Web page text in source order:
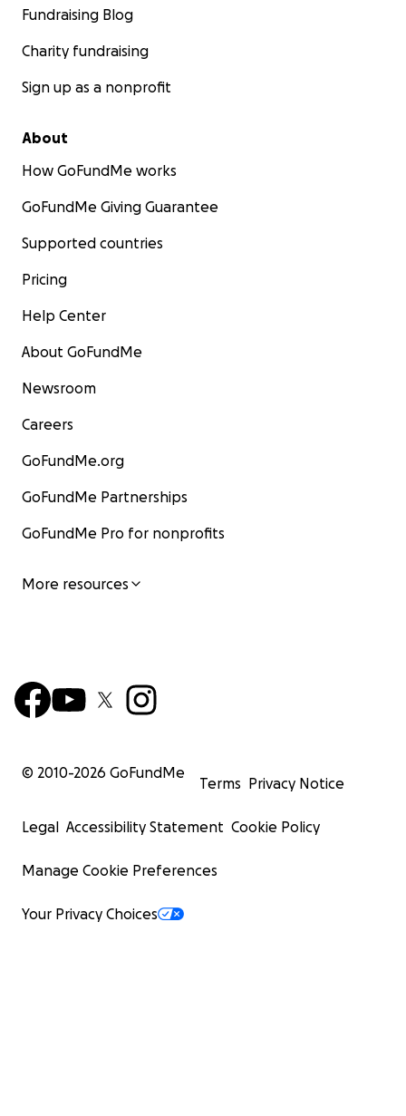
Fundraising Blog
Charity fundraising
Sign up as a nonprofit
About
How GoFundMe works
GoFundMe Giving Guarantee
Supported countries
Pricing
Help Center
About GoFundMe
Newsroom
Careers
GoFundMe.org
GoFundMe Partnerships
GoFundMe Pro for nonprofits
More resources
© 2010-2026 GoFundMe
Terms Privacy Notice
Legal Accessibility Statement Cookie Policy
Manage Cookie Preferences
Your Privacy Choices